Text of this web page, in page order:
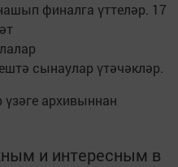
финалга үттеләр. 17
сынаулар үтәчәкләр.
архивыннан
и интересным в